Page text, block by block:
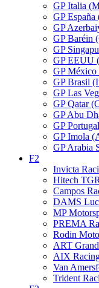
GP Italia
GP
GP
GP Baréin
GP
GP EEUU
GP México
GP Brasil
GP Las
GP Qatar
GP Abu
GP
GP Imola
GP Arabia
F2
Invicta
Hitech
Campos
DAMS
MP
PREMA
Rodin
ART
AIX
Van
Trident